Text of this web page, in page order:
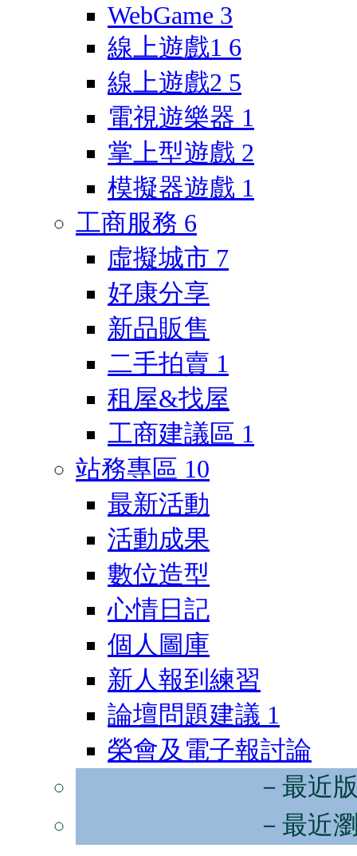
WebGame 3
線上遊戲1 6
線上遊戲2 5
電視遊樂器 1
掌上型遊戲 2
模擬器遊戲 1
工商服務 6
虛擬城市 7
好康分享
新品販售
二手拍賣 1
租屋&找屋
工商建議區 1
站務專區 10
最新活動
活動成果
數位造型
心情日記
個人圖庫
新人報到練習
論壇問題建議 1
榮會及電子報討論
－最近
－最近